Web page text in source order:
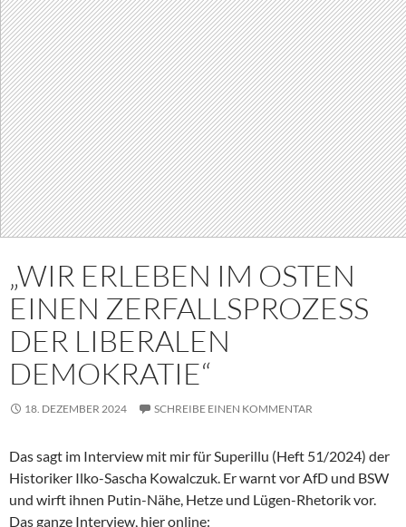
„WIR ERLEBEN IM OSTEN
EINEN ZERFALLSPROZESS
DER LIBERALEN
DEMOKRATIE“
18. DEZEMBER 2024 SCHREIBE EINEN KOMMENTAR
Das sagt im Interview mit mir für Superillu (Heft 51/2024) der
Historiker Ilko-Sascha Kowalczuk. Er warnt vor AfD und BSW
und wirft ihnen Putin-Nähe, Hetze und Lügen-Rhetorik vor.
Das ganze Interview, hier online: